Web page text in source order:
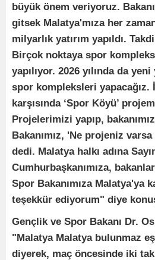
büyük önem veriyoruz.
gitsek Malatya'mıza her
milyarlık yatırım yapıldı.
Birçok noktaya spor
yapılıyor. 2026 yılında da
spor kompleksleri yapacağız.
karşısında ‘Spor Köyü’
Projelerimizi yapıp,
Bakanımız, 'Ne projeniz varsa
dedi. Malatya halkı adına
Cumhurbaşkanımıza,
Spor Bakanımıza Malatya'ya
teşekkür ediyorum" diye
Gençlik ve Spor Bakanı Dr.
"Malatya Malatya bulunmaz
diyerek, maç öncesinde iki